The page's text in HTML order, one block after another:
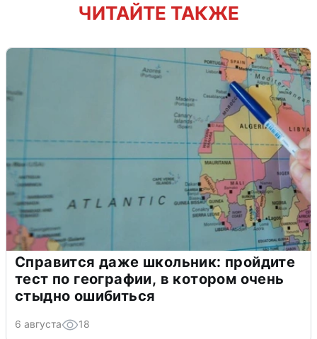
ЧИТАЙТЕ ТАКЖЕ
Справится даже школьник: пройдите
тест по географии, в котором очень
стыдно ошибиться
6 августа 18